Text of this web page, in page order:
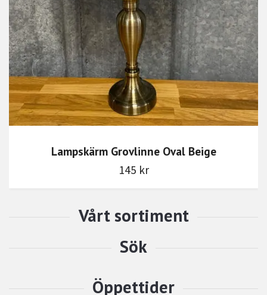
Lampskärm Grovlinne Oval Beige
145 kr